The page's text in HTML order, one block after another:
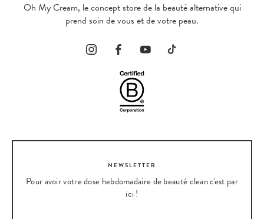
Oh My Cream, le concept store de la beauté alternative qui
prend soin de vous et de votre peau.
NEWSLETTER
Pour avoir votre dose hebdomadaire de beauté clean c'est par
ici !